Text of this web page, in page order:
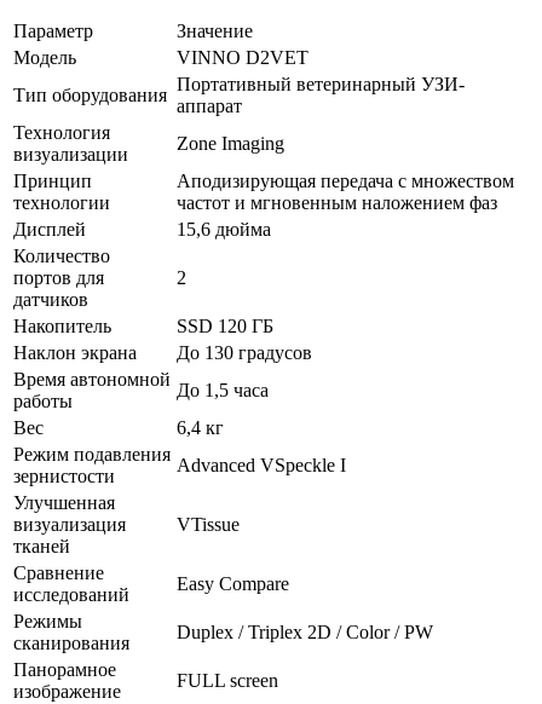
Параметр
Значение
Модель
VINNO D2VET
Тип оборудования
Портативный ветеринарный УЗИ-
аппарат
Технология
визуализации
Zone Imaging
Принцип
технологии
Аподизирующая передача с множеством
частот и мгновенным наложением фаз
Дисплей
15,6 дюйма
Количество
портов для
датчиков
2
Накопитель
SSD 120 ГБ
Наклон экрана
До 130 градусов
Время автономной
работы
До 1,5 часа
Вес
6,4 кг
Режим подавления
зернистости
Advanced VSpeckle I
Улучшенная
визуализация
тканей
VTissue
Сравнение
исследований
Easy Compare
Режимы
сканирования
Duplex / Triplex 2D / Color / PW
Панорамное
изображение
FULL screen